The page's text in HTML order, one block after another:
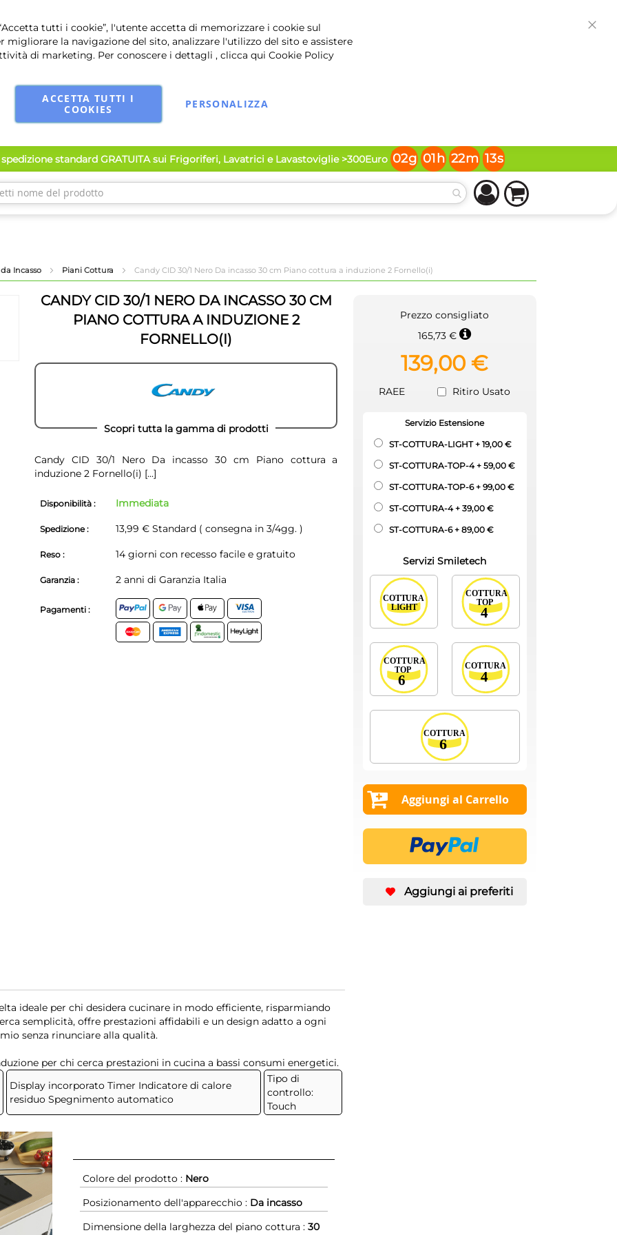
tutti i cookie”, l'utente accetta di memorizzare i cookie sul
migliorare la navigazione del sito, analizzare l'utilizzo del sito e assistere
di marketing. Per conoscere i dettagli , clicca qui Cookie Policy
ACCETTA TUTTI I
COOKIES
PERSONALIZZA
standard GRATUITA sui Frigoriferi, Lavatrici e Lavastoviglie >300Euro 02g 01 h 22m 12s
Incasso Piani Cottura Candy CID 30/1 Nero Da incasso 30 cm Piano cottura a induzione 2 Fornello(i)
CANDY CID 30/1 NERO DA INCASSO 30 CM
PIANO COTTURA A INDUZIONE 2
FORNELLO(I)
Scopri tutta la gamma di prodotti
Candy CID 30/1 Nero Da incasso 30 cm Piano cottura a
induzione 2 Fornello(i) [...]
Disponibilità : Immediata
Spedizione : 13,99 € Standard ( consegna in 3/4gg. )
Reso : 14 giorni con recesso facile e gratuito
Garanzia : 2 anni di Garanzia Italia
Pagamenti :
Prezzo consigliato
165,73 €
139,00 €
RAEE Ritiro Usato
Servizio Estensione
ST-COTTURA-LIGHT+19,00 €
ST-COTTURA-TOP-4+59,00 €
ST-COTTURA-TOP-6+99,00 €
ST-COTTURA-4+39,00 €
ST-COTTURA-6+89,00 €
Servizi Smiletech
Aggiungi al Carrello
Aggiungi ai preferiti
ideale per chi desidera cucinare in modo efficiente, risparmiando
semplicità, offre prestazioni affidabili e un design adatto a ogni
senza rinunciare alla qualità.
per chi cerca prestazioni in cucina a bassi consumi energetici.
Display incorporato Timer Indicatore di calore
residuo Spegnimento automatico
Tipo di
controllo:
Touch
Colore del prodotto : Nero
Posizionamento dell'apparecchio : Da incasso
Dimensione della larghezza del piano cottura : 30